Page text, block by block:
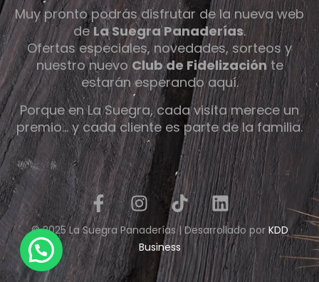
Muy pronto podrás disfrutar de la nueva web
deLa Suegra Panaderías.
Ofertas especiales, novedades, sorteos y
nuestro nuevoClub de Fidelizaciónte
estarán esperando aquí.
Porque en La Suegra, cada visita merece un
premio… y cada cliente es parte de la familia.
© 2025 La Suegra Panaderías | Desarrollado por KDD
Business